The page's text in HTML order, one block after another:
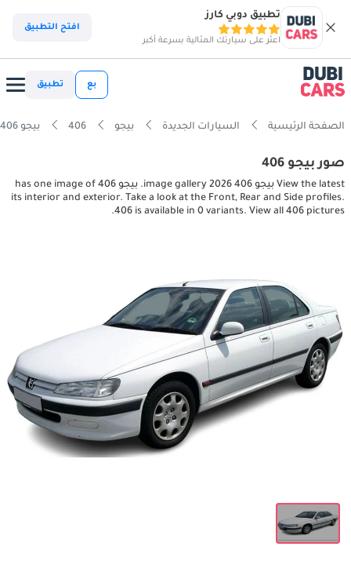
تطبيق دوبي كارز
اعثر على سيارتك المثالية بسرعة أكبر
افتح التطبيق
بع تطبيق
الصفحة الرئيسية السيارات الجديدة بيجو 406 بيجو 406 interior, exterior pictures
صور بيجو 406
View the latest بيجو 406 2026 image gallery. بيجو 406 has one image of
its interior and exterior. Take a look at the Front, Rear and Side profiles.
406 is available in 0 variants. View all 406 pictures.